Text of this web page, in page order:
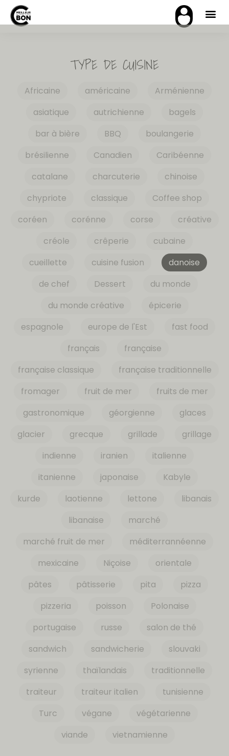
TYPE DE CUISINE
Africaine américaine
Arménienne
asiatique
autrichienne
bagels
bar à bière
BBQ
boulangerie
brésilienne
Canadien
Caribéenne
catalane
charcuterie
chinoise
chypriote
classique
Coffee shop
coréen
corénne corse
créative
créole
crêperie
cubaine
cueillette
cuisine fusion
danoise
de chef
Dessert
du monde
du monde créative
épicerie
espagnole
europe de l'Est
fast food
français
française
française classique
française traditionnelle
fromager
fruit de mer
fruits de mer
gastronomique
géorgienne
glaces
glacier
grecque grillade
grillage
indienne
iranien
italienne
itanienne
japonaise
Kabyle
kurde
laotienne lettone
libanais
libanaise
marché
marché fruit de mer
méditerrannéenne
mexicaine
Niçoise
orientale
pâtes
pâtisserie pita
pizza
pizzeria
poisson
Polonaise
portugaise
russe
salon de thé
sandwich
sandwicherie
slouvaki
syrienne
thaïlandais
traditionnelle
traiteur
traiteur italien
tunisienne
Turc
végane
végétarienne
viande
vietnamienne